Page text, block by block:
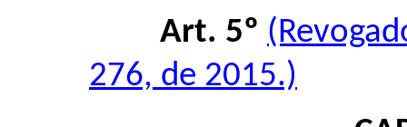
Art. 5º
276, de 2015.)